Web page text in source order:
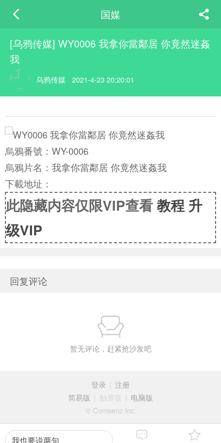
国媒
[乌鸦传媒] WY0006 我拿你當鄰居 你竟然迷姦
我
乌鸦传媒 2021-4-23 20:20:01
烏鴉番號：WY-0006
烏鴉片名：我拿你當鄰居 你竟然迷姦我
下載地址：
此隐藏内容仅限VIP查看 教程 升
级VIP
回复评论
暂无评论，赶紧抢沙发吧
我也要说两句
登录
注册
简易版
触屏版
电脑版
© Comsenz Inc.